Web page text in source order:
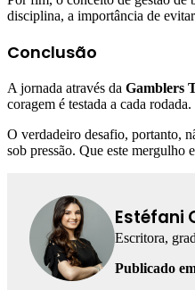
disciplina, a importância de
Conclusão
A jornada através da Gamblers
coragem é testada a cada
O verdadeiro desafio, portanto,
sob pressão. Que este mergulho
Estéfani
Escritora,
Publicado